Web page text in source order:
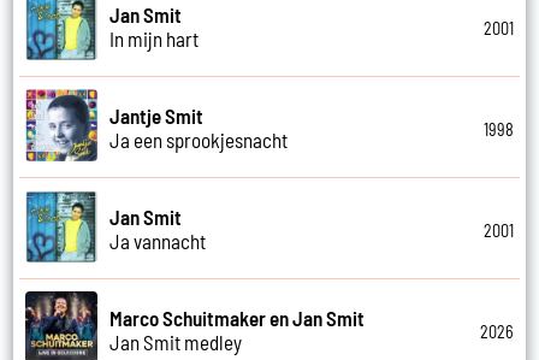
Jan Smit
In mijn hart
2001
Jantje Smit
Ja een sprookjesnacht
1998
Jan Smit
Ja vannacht
2001
Marco Schuitmaker en Jan Smit
Jan Smit medley
2026